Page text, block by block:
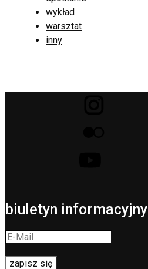
wykład
warsztat
inny
biuletyn informacyjny